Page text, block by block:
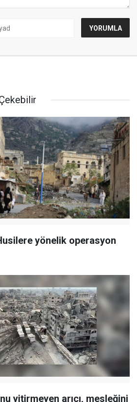
yönelik operasyon
yitirmeyen arıcı, mesleğini